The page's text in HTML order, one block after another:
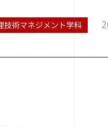
技術マネジメント学科